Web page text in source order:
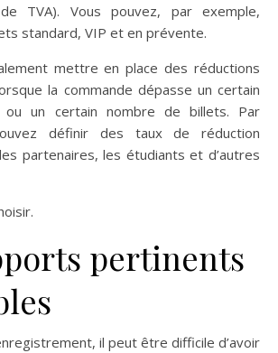
TVA). Vous pouvez, par exemple,
standard, VIP et en prévente.
mettre en place des réductions
la commande dépasse un certain
ou un certain nombre de billets. Par
définir des taux de réduction
partenaires, les étudiants et d’autres
pertinents
il peut être difficile d’avoir